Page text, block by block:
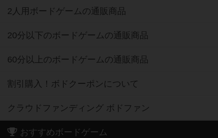
2人用ボードゲームの通販商品
20分以下のボードゲームの通販商品
60分以上のボードゲームの通販商品
割引購入！ボドクーポンについて
クラウドファンディング ボドファン
おすすめボードゲーム